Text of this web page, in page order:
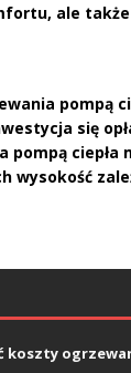
ale także
pompą
się
pompą ciepła
wysokość
koszty